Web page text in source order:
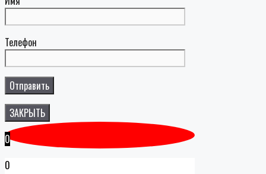
Телефон
ЗАКРЫТЬ
0
0